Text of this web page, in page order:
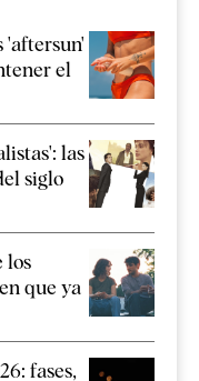
'aftersun'
el
las
siglo
los
que ya
fases,